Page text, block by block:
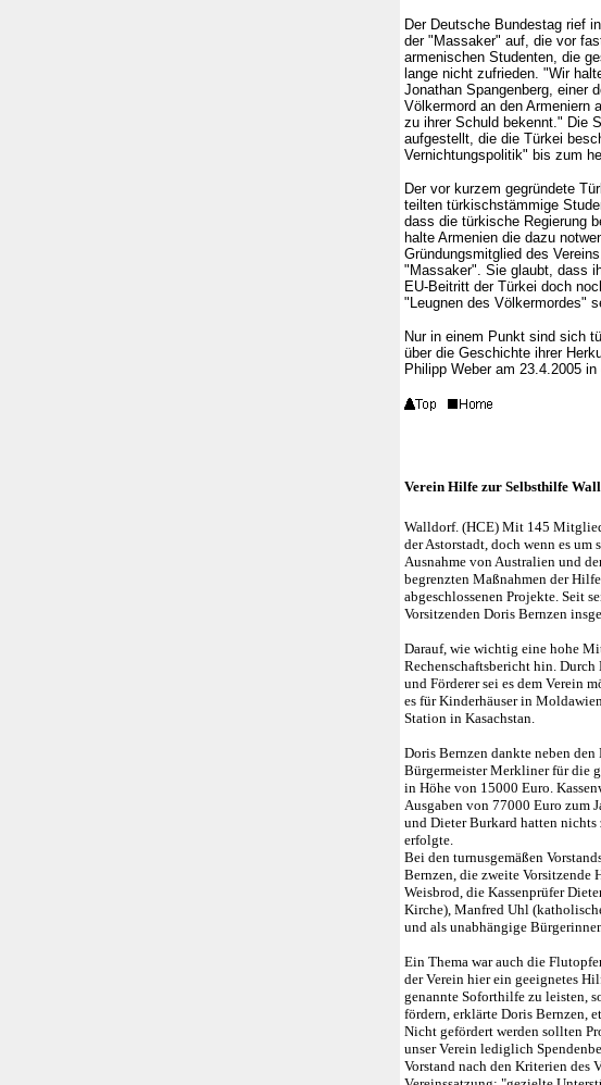
Der Deutsche Bundestag rief
der "Massaker" auf, die vor
armenischen Studenten, die
lange nicht zufrieden. "Wir
Jonathan Spangenberg, einer
Völkermord an den Armeniern
zu ihrer Schuld bekennt." Die
aufgestellt, die die Türkei
Vernichtungspolitik" bis zum
Der vor kurzem gegründete
teilten türkischstämmige
dass die türkische Regierung
halte Armenien die dazu
Gründungsmitglied des
"Massaker". Sie glaubt, dass
EU-Beitritt der Türkei doch
"Leugnen des Völkermordes"
Nur in einem Punkt sind sich
über die Geschichte ihrer
Philipp Weber am 23.4.2005 in
Verein Hilfe zur Selbsthilfe
Walldorf. (HCE) Mit 145
der Astorstadt, doch wenn es
Ausnahme von Australien und
begrenzten Maßnahmen der
abgeschlossenen Projekte. Seit
Vorsitzenden Doris Bernzen
Darauf, wie wichtig eine hohe
Rechenschaftsbericht hin.
und Förderer sei es dem Verein
es für Kinderhäuser in
Station in Kasachstan.
Doris Bernzen dankte neben
Bürgermeister Merkliner für die
in Höhe von 15000 Euro.
Ausgaben von 77000 Euro zum
und Dieter Burkard hatten nichts
erfolgte.
Bei den turnusgemäßen
Bernzen, die zweite Vorsitzende
Weisbrod, die Kassenprüfer
Kirche), Manfred Uhl
und als unabhängige
Ein Thema war auch die
der Verein hier ein geeignetes
genannte Soforthilfe zu leisten,
fördern, erklärte Doris Bernzen,
Nicht gefördert werden sollten
unser Verein lediglich
Vorstand nach den Kriterien des